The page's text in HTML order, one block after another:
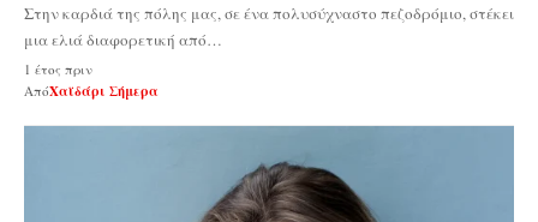
Στην καρδιά της πόλης μας, σε ένα πολυσύχναστο πεζοδρόμιο, στέκει
μια ελιά διαφορετική από…
1 έτος πριν
ΑπόΧαϊδάρι Σήμερα